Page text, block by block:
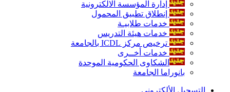
إدارة المؤسسة الالكترونية
إنطلاق تطبيق المحمول
خدمات طلابيـة
خدمات هيئة التدريس
ترخيص مركز ICDL بالجامعة
خدمات أخــرى
الشكاوى الحكومية الموحدة
بانوراما الجامعة
التسجيل الألكتروني